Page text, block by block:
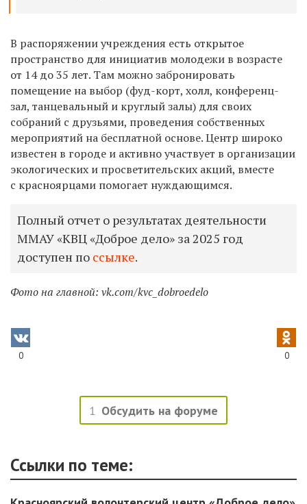
В распоряжении учреждения есть открытое
пространство для инициатив молодежи в возрасте
от 14 до 35 лет. Там можно забронировать
помещение на выбор (фуд-корт, холл, конференц-
зал, танцевальный и круглый залы) для своих
собраний с друзьями, проведения собственных
мероприятий на бесплатной основе. Центр широко
известен в городе и активно участвует в организации
экологических и просветительских акций, вместе
с красноярцами помогает нуждающимся.
Полный отчет о результатах деятельности
ММАУ «КВЦ «Доброе дело» за 2025 год
доступен по ссылке.
Фото на главной: vk.com/kvc_dobroedelo
0 0
1 Обсудить на форуме
Ссылки по теме: